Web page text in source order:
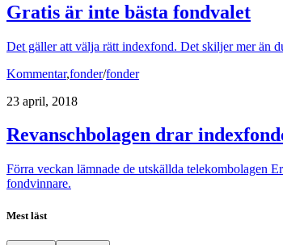
Gratis är inte bästa fondvalet
Det gäller att välja rätt indexfond. Det skiljer mer än
Kommentar,fonder/fonder
23 april, 2018
Revanschbolagen drar
Förra veckan lämnade de utskällda telekombolagen
fondvinnare.
Mest läst